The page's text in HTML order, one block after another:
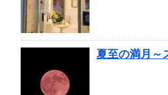
夏至の満月～